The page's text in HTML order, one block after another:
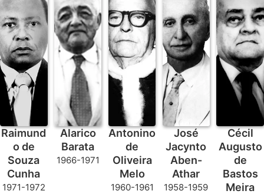
Raimund
o de
Souza
Cunha
1971-1972
Alarico
Barata
1966-1971
Antonino
de
Oliveira
Melo
1960-1961
José
Jacynto
Aben-
Athar
1958-1959
Cécil
Augusto
de
Bastos
Meira